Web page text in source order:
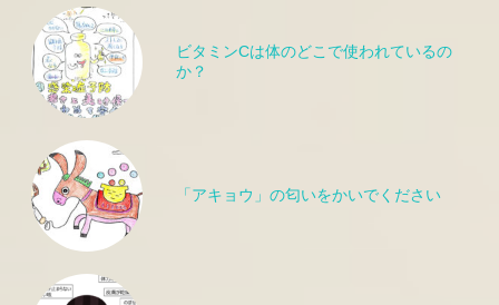
ビタミンCは体のどこで使われているの
か？
「アキョウ」の匂いをかいでください